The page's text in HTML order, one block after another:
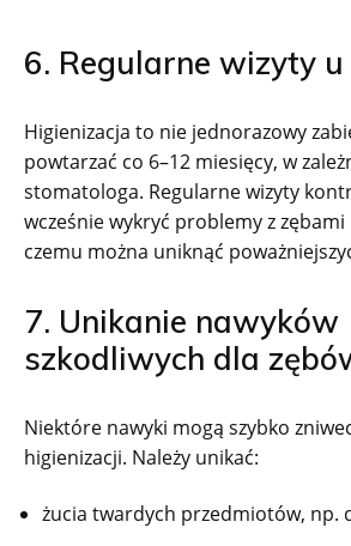
6. Regularne wizyty
Higienizacja to nie jednorazowy
powtarzać co 6–12 miesięcy, w
stomatologa. Regularne wizyty
wcześnie wykryć problemy z zębami
czemu można uniknąć
7. Unikanie nawyków
szkodliwych dla
Niektóre nawyki mogą szybko
higienizacji. Należy unikać:
żucia twardych przedmiotów, np.